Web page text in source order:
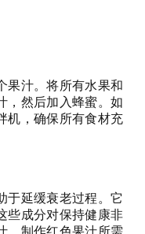
果汁。将所有水果和
，然后加入蜂蜜。如
机，确保所有食材充
于延缓衰老过程。它
些成分对保持健康非